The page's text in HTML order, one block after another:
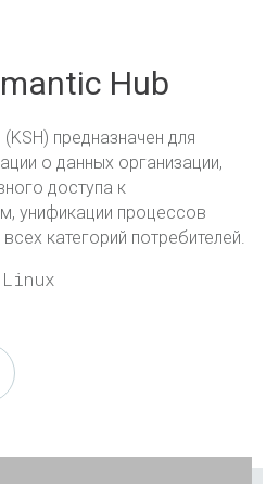
Hub
предназначен для
о данных организации,
доступа к
унификации процессов
категорий потребителей.
Linux